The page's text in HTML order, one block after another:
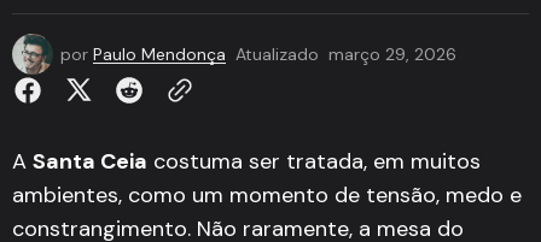
por Paulo Mendonça Atualizado março 29, 2026
A Santa Ceia costuma ser tratada, em muitos
ambientes, como um momento de tensão, medo e
constrangimento. Não raramente, a mesa do